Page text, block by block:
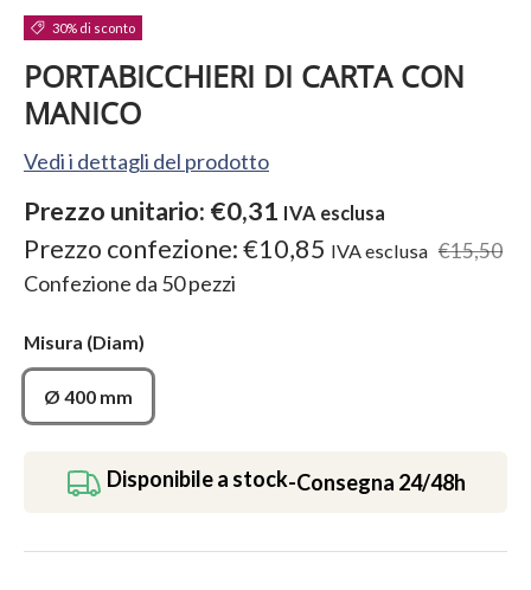
30% di sconto
PORTABICCHIERI DI CARTA CON
MANICO
Vedi i dettagli del prodotto
Prezzo unitario: €0,31 IVA esclusa
Prezzo confezione:€10,85 IVA esclusa €15,50
Confezione da 50pezzi
Misura (Diam)
Ø 400 mm
Disponibile a stock-Consegna 24/48h